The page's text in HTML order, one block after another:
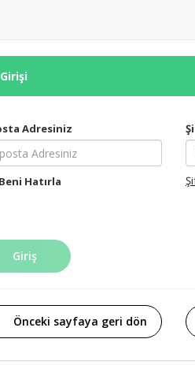
Adresiniz
Beni Hatırla
Giriş
Önceki sayfaya geri dön